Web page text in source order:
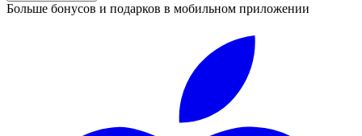
Больше бонусов и подарков в мобильном приложении